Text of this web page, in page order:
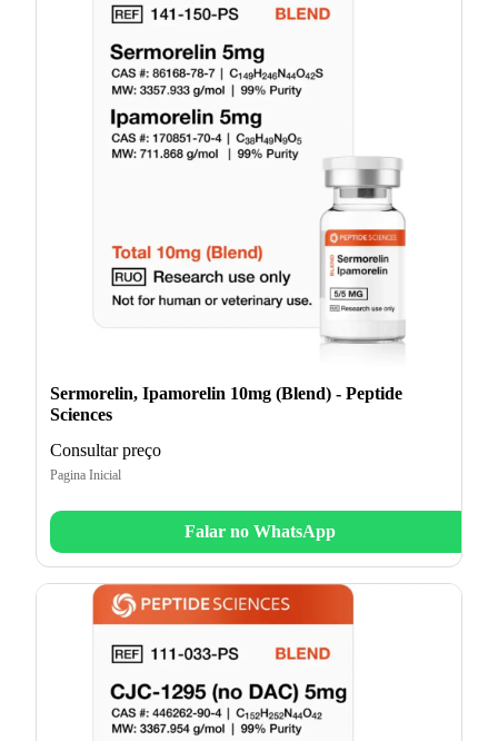
Sermorelin, Ipamorelin 10mg (Blend) - Peptide
Sciences
Consultar preço
Pagina Inicial
Falar no WhatsApp